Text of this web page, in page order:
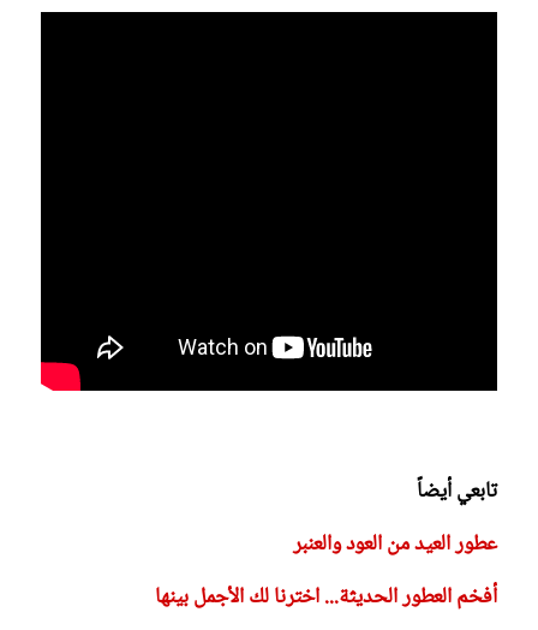
تابعي أيضاً
عطور العيد من العود والعنبر
أفخم العطور الحديثة... اخترنا لك الأجمل بينها